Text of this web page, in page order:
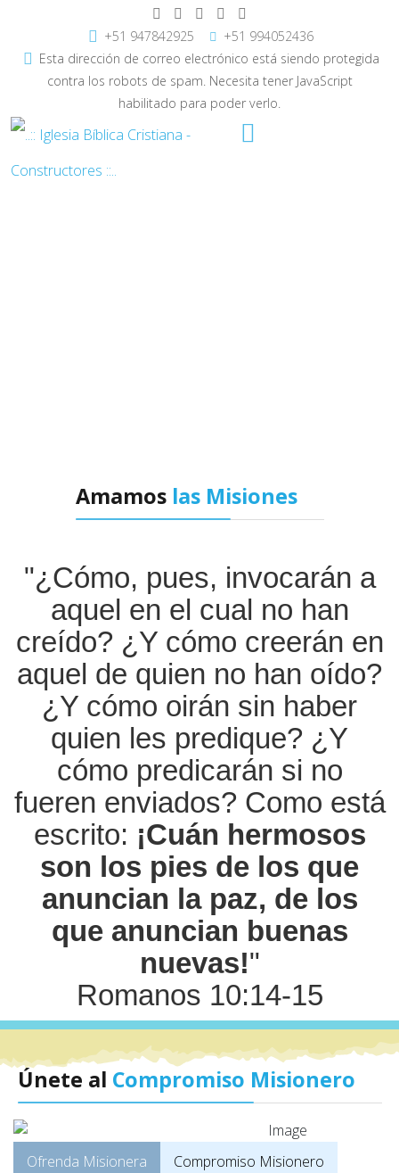
+51 947842925
+51 994052436
Esta dirección de correo electrónico está siendo protegida
contra los robots de spam. Necesita tener JavaScript
habilitado para poder verlo.
Amamos las Misiones
"¿Cómo, pues, invocarán a
aquel en el cual no han
creído? ¿Y cómo creerán en
aquel de quien no han oído?
¿Y cómo oirán sin haber
quien les predique? ¿Y
cómo predicarán si no
fueren enviados? Como está
escrito: ¡Cuán hermosos
son los pies de los que
anuncian la paz, de los
que anuncian buenas
nuevas!"
Romanos 10:14-15
Únete al Compromiso Misionero
Ofrenda Misionera Compromiso Misionero